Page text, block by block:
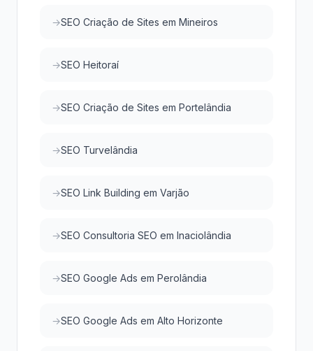
SEO Criação de Sites em Mineiros
SEO Heitoraí
SEO Criação de Sites em Portelândia
SEO Turvelândia
SEO Link Building em Varjão
SEO Consultoria SEO em Inaciolândia
SEO Google Ads em Perolândia
SEO Google Ads em Alto Horizonte